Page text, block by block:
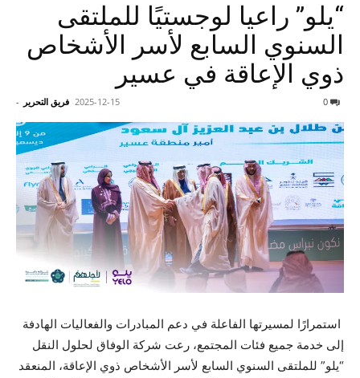
“يلو” راعيا لوجستيًا للملتقى
السنوي السابع لأسر الأشخاص
ذوي الإعاقة في عسير
فريق التحرير - 2025-12-15
استمرارًا لمسيرتها الفاعلة في دعم المبادرات والفعاليات الهادفة
إلى خدمة جميع فئات المجتمع، رعت شركة الوفاق لحلول النقل
“يلو” للملتقى السنوي السابع لأسر الأشخاص ذوي الإعاقة، المنعقد